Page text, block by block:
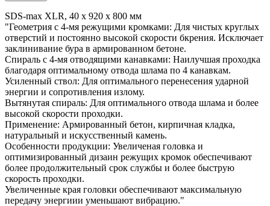
SDS-max XLR, 40 x 920 x 800 мм
"Геометрия с 4-мя режущими кромками: Для чистых круглых
отверстий и постоянно высокой скорости бкрения. Исключает
заклинивание бура в армированном бетоне.
Спираль с 4-мя отводящими канавками: Наилучшая проходка
благодаря оптимальному отвода шлама по 4 канавкам.
Усиленный ствол: Для оптимального перенесения ударной
энергии и сопротивления излому.
Вытянутая спираль: Для оптимального отвода шлама и более
высокой скорости проходки.
Применение: Армированный бетон, кирпичная кладка,
натуральный и искусственный камень.
Особенности продукции: Увеличеная головка и
оптимизированный дизаин режущих кромок обеспечивают
более продолжительный срок службы и более быструю
скорость проходки.
Увеличенные края головки обеспечивают максимальную
передачу энергиии уменьшают вибрацию."